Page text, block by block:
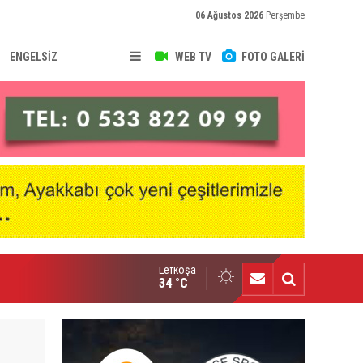
06 Ağustos 2026 Perşembe
WEB TV FOTO GALERİ
ENGELSİZ
Gücü’nde Mali Genel Kurul yapıldı
Lefkoşa
34 °C